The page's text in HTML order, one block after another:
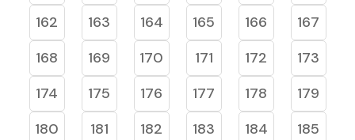
162
163 164 165 166
167
168
169 170 171 172
173
174
175 176 177 178
179
180
181 182 183 184
185